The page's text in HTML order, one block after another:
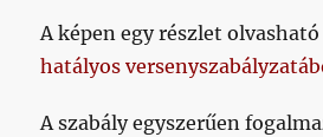
A képen egy részlet olvasható
hatályos
A szabály egyszerűen